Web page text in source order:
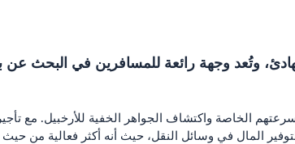
الهادئ، وتُعد وجهة رائعة للمسافرين في
الخاصة واكتشاف الجواهر الخفية للأرخبيل. مع
المال في وسائل النقل، حيث أنه أكثر فعالية من